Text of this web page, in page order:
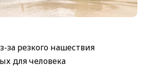
за резкого нашествия
для человека